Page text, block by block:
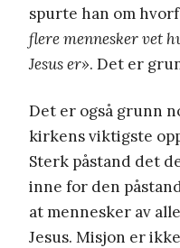
spurte han om
flere mennesker vet
Jesus er». Det er
Det er også grunn
kirkens viktigste
Sterk påstand det
inne for den
at mennesker av
Jesus. Misjon er